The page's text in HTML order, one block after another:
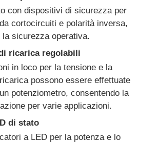
diesel silenzioso
diesel
a benzina
con dispositivi di sicurezza per
cortocircuiti e polarità inversa,
la sicurezza operativa.
ricarica regolabili
in loco per la tensione e la
possono essere effettuate
potenziometro, consentendo la
per varie applicazioni.
di stato
a LED per la potenza e lo